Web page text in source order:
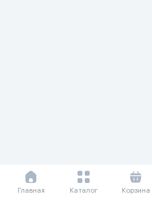
Главная Каталог Корзина